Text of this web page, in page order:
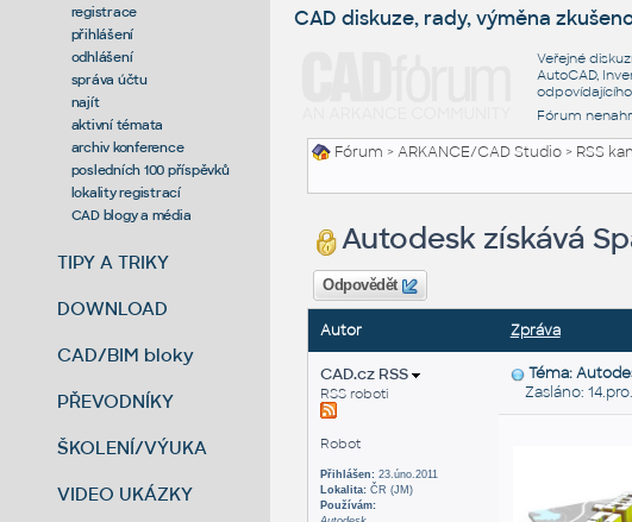
registrace
přihlášení
odhlášení
správa účtu
najít
aktivní témata
archiv konference
posledních 100 příspěvků
lokality registrací
CAD blogy a média
TIPY A TRIKY
DOWNLOAD
CAD/BIM bloky
PŘEVODNÍKY
ŠKOLENÍ/VÝUKA
VIDEO UKÁZKY
CAD diskuze, rady, výměna
Veřejné
AutoCAD,
Fórum
Fórum >ARKANCE/CAD Studio> RSS
Autodesk získává
Odpovědět
Autor Zpráva
CAD.cz RSS
RSS roboti
Robot
Přihlášen:23.úno.2011
Lokalita:ČR (JM)
Používám:
Téma:
Zasláno: